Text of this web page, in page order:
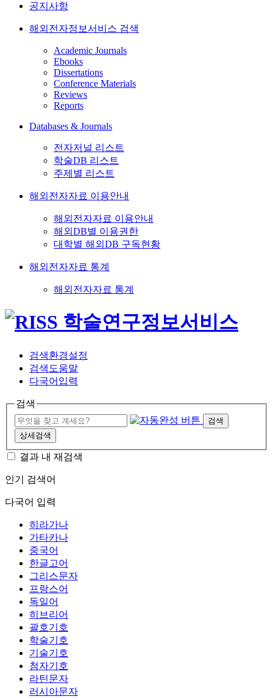
공지사항
해외전자정보서비스 검색
Academic Journals
Ebooks
Dissertations
Conference Materials
Reviews
Reports
Databases & Journals
전자저널 리스트
학술DB 리스트
주제별 리스트
해외전자자료 이용안내
해외전자자료 이용안내
해외DB별 이용권한
대학별 해외DB 구독현황
해외전자자료 통계
해외전자자료 통계
검색환경설정
검색도움말
다국어입력
검색
검색
상세검색
결과 내 재검색
인기 검색어
다국어 입력
히라가나
가타카나
중국어
한글고어
그리스문자
프랑스어
독일어
히브리어
괄호기호
학술기호
기술기호
첨자기호
라틴문자
러시아문자